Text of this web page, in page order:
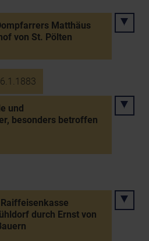
Matthäus
von St. Pölten
und
besonders betroffen
durch Ernst von